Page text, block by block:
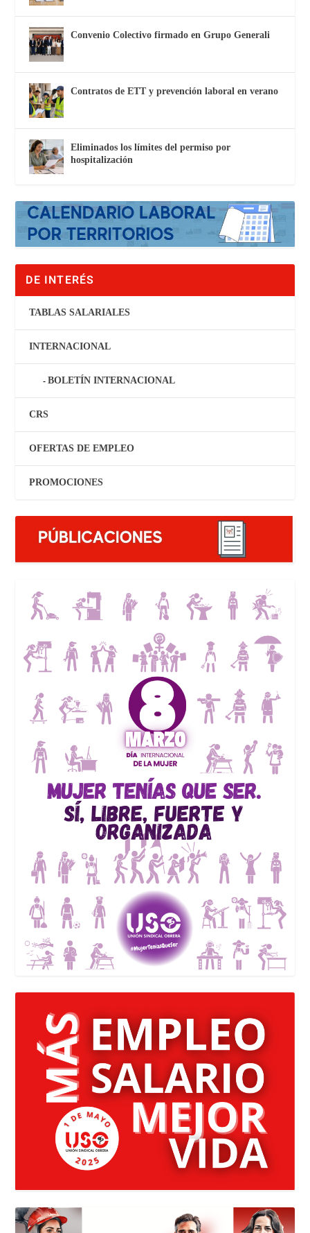
Convenio Colectivo firmado en Grupo Generali
Contratos de ETT y prevención laboral en verano
Eliminados los límites del permiso por
hospitalización
DE INTERÉS
TABLAS SALARIALES
INTERNACIONAL
BOLETÍN INTERNACIONAL
CRS
OFERTAS DE EMPLEO
PROMOCIONES